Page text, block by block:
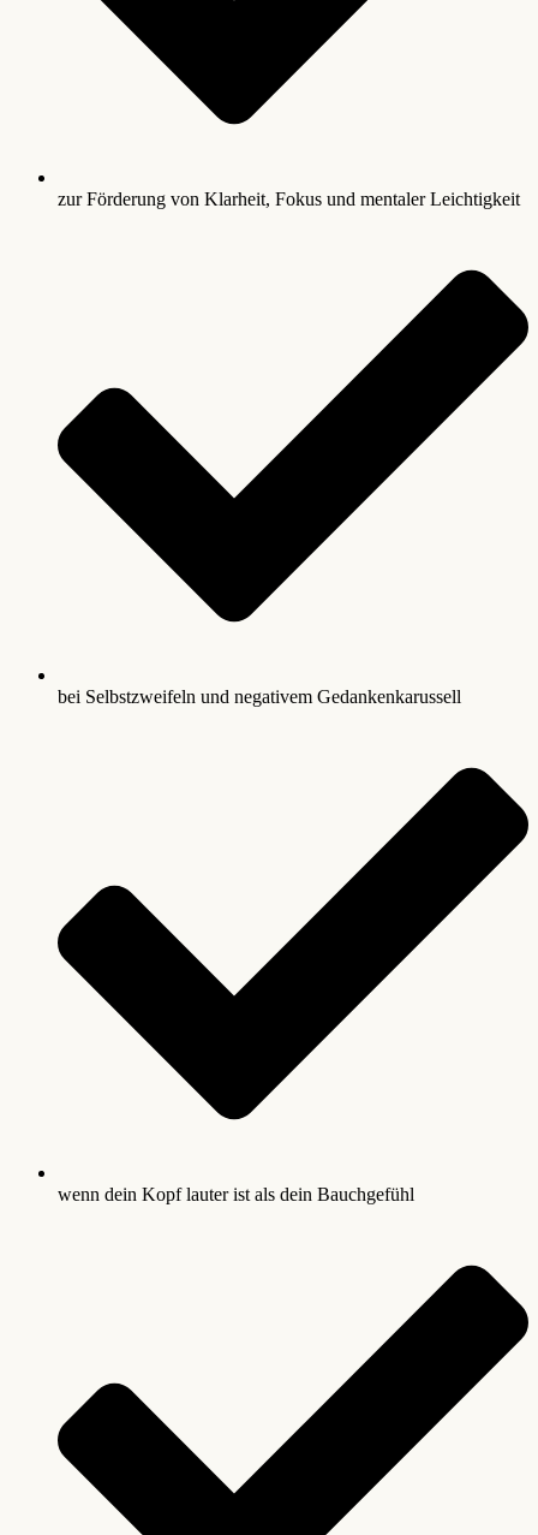
zur Förderung von Klarheit, Fokus und mentaler Leichtigkeit
bei Selbstzweifeln und negativem Gedankenkarussell
wenn dein Kopf lauter ist als dein Bauchgefühl